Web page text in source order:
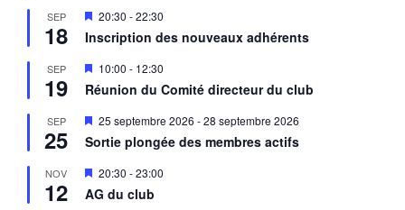
a
n
t
n
a
a
n
t
SEP
18
M
s
n
a
a
n
t
20:30 -22:30
Inscription des nouveaux adhérents
SEP
19
M
i
s
n
a
a
n
t
10:00 - 12:30
Réunion du Comité directeur du club
SEP
25
M
s
n
a
25 septembre 2026 -28 septembre 2026
Sortie plongée des membres actifs
NOV
12
M
i
s
20:30 -23:00
AG du club